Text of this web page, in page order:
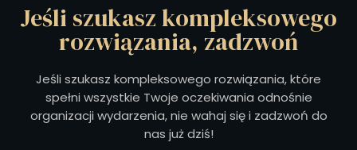
Jeśli szukasz kompleksowego
rozwiązania, zadzwoń
Jeśli szukasz kompleksowego rozwiązania, które
spełni wszystkie Twoje oczekiwania odnośnie
organizacji wydarzenia, nie wahaj się i zadzwoń do
nas już dziś!